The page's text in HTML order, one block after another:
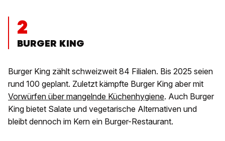
2
BURGER KING
Burger King zählt schweizweit 84 Filialen. Bis 2025 seien
rund 100 geplant. Zuletzt kämpfte Burger King aber mit
Vorwürfen über mangelnde Küchenhygiene. Auch Burger
King bietet Salate und vegetarische Alternativen und
bleibt dennoch im Kern ein Burger-Restaurant.